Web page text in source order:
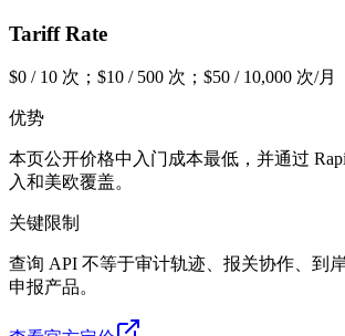
Tariff Rate
$0 / 10 次；$10 / 500 次；$50 / 10,000 次/月
优势
本页公开价格中入门成本最低，并通过
入和美欧覆盖。
关键限制
查询 API 不等于审计轨迹、报关协作、到
申报产品。